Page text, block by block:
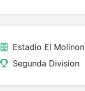
Estadio El Molinon
Segunda Division